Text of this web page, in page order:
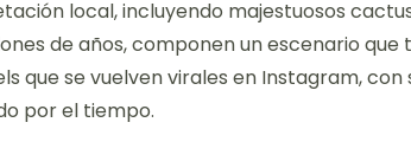
local, incluyendo majestuosos
de años, componen un escenario que
que se vuelven virales en Instagram,
por el tiempo.